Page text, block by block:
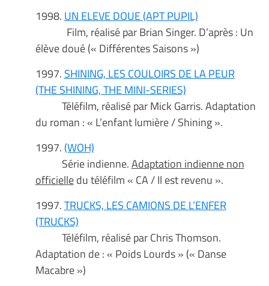
1998. UN ELEVE DOUE (APT PUPIL)
Film, réalisé par Brian Singer. D’après : Un
élève doué (« Différentes Saisons »)
1997. SHINING, LES COULOIRS DE LA PEUR
(THE SHINING, THE MINI-SERIES)
Téléfilm, réalisé par Mick Garris. Adaptation
du roman : « L’enfant lumière / Shining ».
1997. (WOH)
Série indienne.Adaptation indienne non
officielledu téléfilm « CA / Il est revenu ».
1997.TRUCKS, LES CAMIONS DE L’ENFER
(TRUCKS)
Téléfilm, réalisé par Chris Thomson.
Adaptation de : « Poids Lourds » (« Danse
Macabre »)